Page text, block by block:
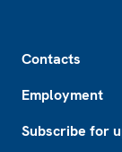
Contacts
Employment
Subscribe for